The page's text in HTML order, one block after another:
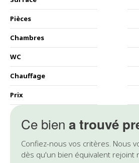
Ce bien a trouvé
Confiez-nous vos critères. Nous
dès qu'un bien équivalent rejoint
Pièces
Chambres
WC
Chauffage
Prix